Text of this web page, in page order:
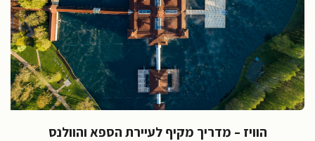
הוויז – מדריך מקיף לעיירת הספא והוולנס